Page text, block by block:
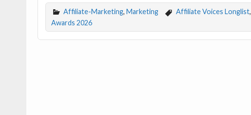
Affiliate-Marketing,Marketing Affiliate Voices Longlist,
Awards 2026